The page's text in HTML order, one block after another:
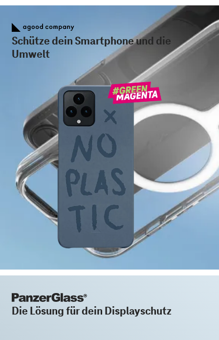
Schütze dein Smartphone und die
Umwelt
Die Lösung für dein Displayschutz